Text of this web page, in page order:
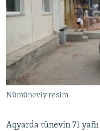
BLOGLAR
Русский
Українською
QOŞULIÑIZ!
Nümüneviy resim
Aqyarda tünevin 71